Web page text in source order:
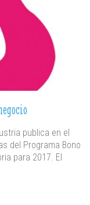
publica en el
del Programa Bono
para 2017. El